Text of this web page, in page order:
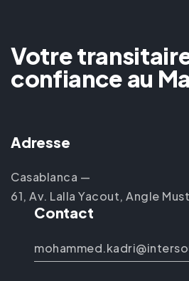
Votre
confiance au
Adresse
Casablanca —
61, Av. Lalla Yacout, Angle
Contact